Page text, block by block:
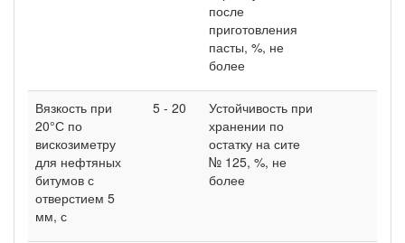
после
приготовления
пасты, %, не
более
Вязкость при
20°С по
вискозиметру
для нефтяных
битумов с
отверстием 5
мм, с
5 - 20
Устойчивость при
хранении по
остатку на сите
№ 125, %, не
более